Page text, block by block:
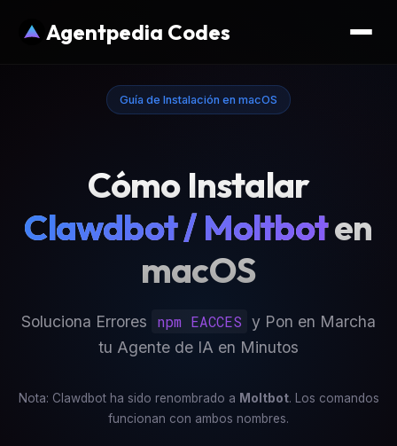
Agentpedia Codes
Guía de Instalación en macOS
Cómo Instalar
Clawdbot / Moltboten
macOS
Soluciona Errores npm EACCES y Pon en Marcha
tu Agente de IA en Minutos
Nota: Clawdbot ha sido renombrado a Moltbot. Los comandos
funcionan con ambos nombres.